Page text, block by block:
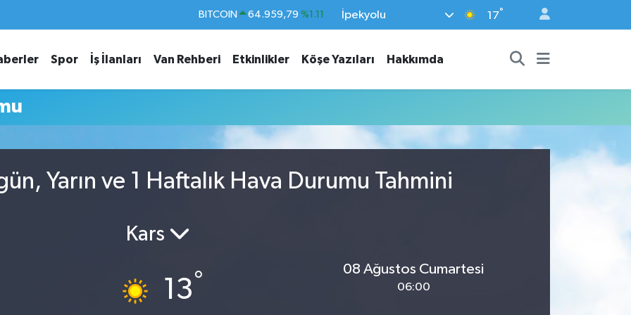
BITCOIN 64.959,79 %1.11
EURO 55,2510 %0.32
STERLİN 64,4811 %0.38
13.779
İpekyolu 17°
Spor İş İlanları Van Rehberi Etkinlikler Köşe Yazıları Hakkımda
Yarın ve 1 Haftalık Hava Durumu Tahmini
Kars
13°
08 Ağustos Cumartesi
06:00